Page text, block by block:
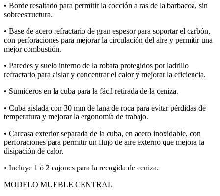
• Borde resaltado para permitir la cocción a ras de la barbacoa, sin
sobreestructura.
• Base de acero refractario de gran espesor para soportar el carbón,
con perforaciones para mejorar la circulación del aire y permitir una
mejor combustión.
• Paredes y suelo interno de la robata protegidos por ladrillo
refractario para aislar y concentrar el calor y mejorar la eficiencia.
• Sumideros en la cuba para la fácil retirada de la ceniza.
• Cuba aislada con 30 mm de lana de roca para evitar pérdidas de
temperatura y mejorar la ergonomía de trabajo.
• Carcasa exterior separada de la cuba, en acero inoxidable, con
perforaciones para permitir un flujo de aire externo que mejora la
disipación de calor.
• Incluye 1 ó 2 cajones para la recogida de ceniza.
MODELO MUEBLE CENTRAL